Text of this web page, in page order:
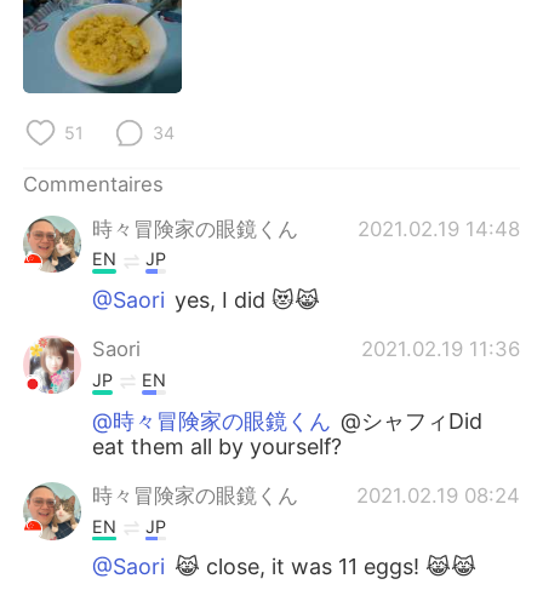
日本語
Русский
Indonesia
Português
51 34
Commentaires
時々冒険家の眼鏡くん
2021.02.19 14:48
EN JP
@Saori yes, I did 😻😹
Saori 2021.02.19 11:36
JP EN
@時々冒険家の眼鏡くん @シャフィDid
eat them all by yourself?
時々冒険家の眼鏡くん 2021.02.19 08:24
EN JP
@Saori 😹 close, it was 11 eggs! 😹😹